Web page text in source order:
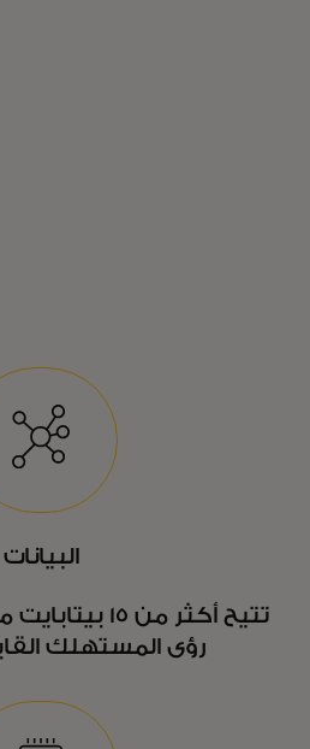
البيانات
تتيح أكثر من
رؤى المستهلك